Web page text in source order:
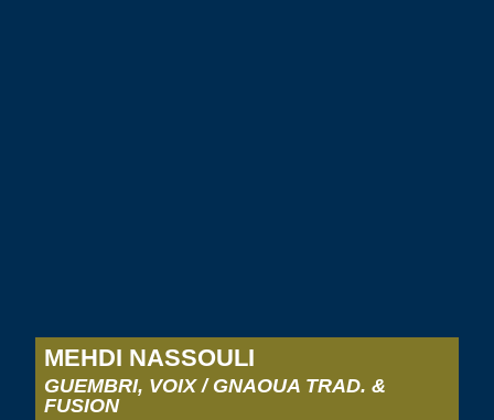
MEHDI NASSOULI
GUEMBRI, VOIX / GNAOUA TRAD. &
FUSION